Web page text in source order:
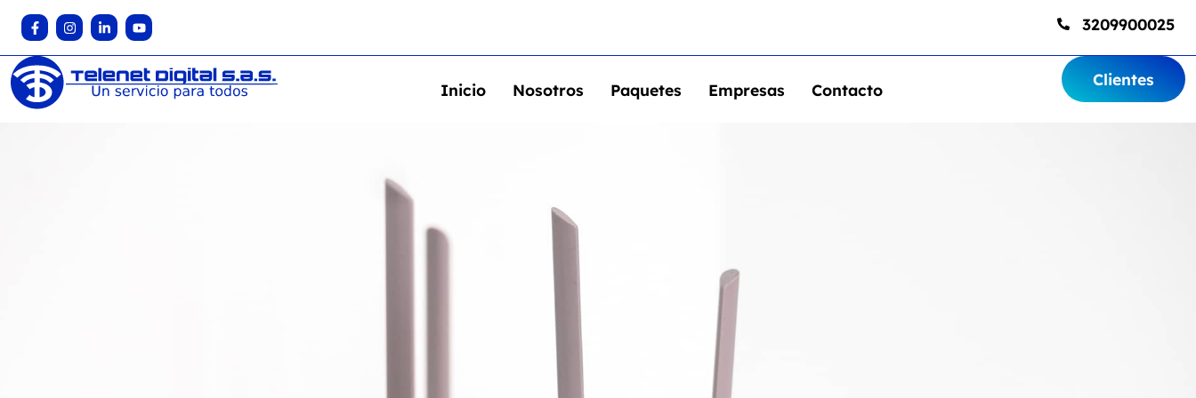
3209900025
Inicio Nosotros Paquetes Empresas Contacto
Clientes